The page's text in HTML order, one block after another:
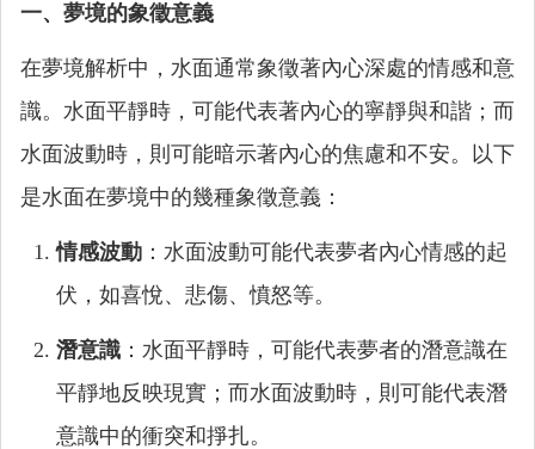
一、夢境的象徵意義
在夢境解析中，水面通常象徵著內心深處的情感和意
識。水面平靜時，可能代表著內心的寧靜與和諧；而
水面波動時，則可能暗示著內心的焦慮和不安。以下
是水面在夢境中的幾種象徵意義：
情感波動 ：水面波動可能代表夢者內心情感的起
伏，如喜悅、悲傷、憤怒等。
潛意識 ：水面平靜時，可能代表夢者的潛意識在
平靜地反映現實；而水面波動時，則可能代表潛
意識中的衝突和掙扎。